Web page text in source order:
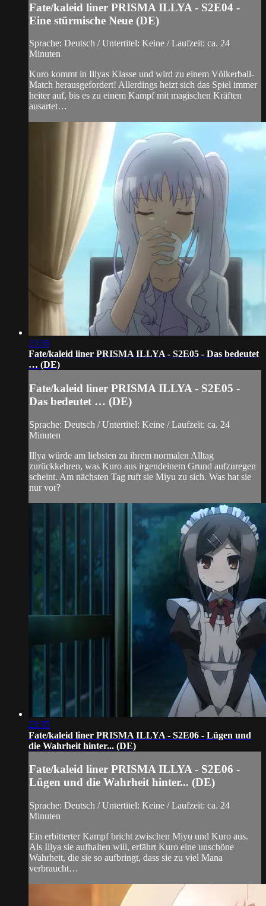
Fate/kaleid liner PRISMA ILLYA - S2E04 -
Eine stürmische Neue (DE)
Sprache: Deutsch / Untertitel: Keine / Laufzeit: ca. 24
Minuten
Kuro kommt in Illyas Klasse und wird zu einem Völkerball-
Match herausgefordert! Allerdings heizt sich das Spiel immer
heiter auf, bis es zu einem Kampf mit magischen Kräften
ausartet…
23:35
Fate/kaleid liner PRISMA ILLYA - S2E05 - Das bedeutet
… (DE)
Fate/kaleid liner PRISMA ILLYA - S2E05 -
Das bedeutet … (DE)
Sprache: Deutsch / Untertitel: Keine / Laufzeit: ca. 24
Minuten
Illya würde am liebsten zu ihrem normalen Alltag
zurückkehren, was Kuro aus irgendeinem Grund aufzuregen
scheint. Am nächsten Tag ruft sie Miyu zu sich. Was hat sie
nur vor?
23:35
Fate/kaleid liner PRISMA ILLYA - S2E06 - Lügen und
die Wahrheit hinter... (DE)
Fate/kaleid liner PRISMA ILLYA - S2E06 -
Lügen und die Wahrheit hinter... (DE)
Sprache: Deutsch / Untertitel: Keine / Laufzeit: ca. 24
Minuten
Ein erbitterter Kampf bricht zwischen Miyu und Kuro aus.
Als Illya sie aufhalten will, erfährt Kuro eine unschöne
Wahrheit, die sie so aufbringt, dass sie zu viel Mana
verbraucht…